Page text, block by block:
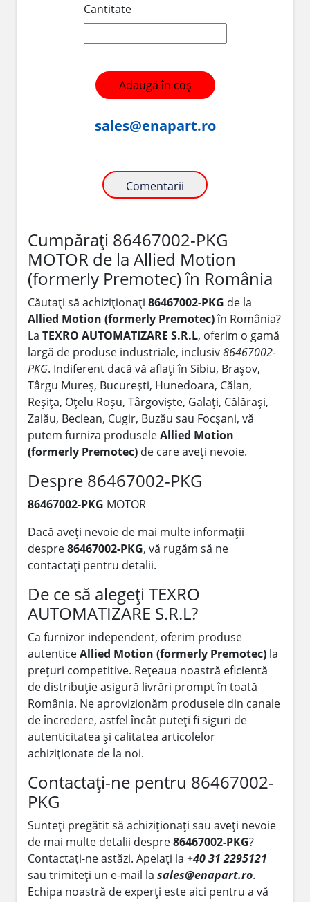
Cantitate
Adaugă în coș
sales@enapart.ro
Comentarii
Cumpărați 86467002-PKG
MOTOR de la Allied Motion
(formerly Premotec) în România
Căutați să achiziționați 86467002-PKG de la
Allied Motion (formerly Premotec)în România?
La TEXRO AUTOMATIZARE S.R.L, oferim o gamă
largă de produse industriale, inclusiv86467002-
PKG. Indiferent dacă vă aflați în Sibiu, Brașov,
Târgu Mureș, București, Hunedoara, Călan,
Reșița, Oțelu Roșu, Târgoviște, Galați, Călărași,
Zalău, Beclean, Cugir, Buzău sau Focșani, vă
putem furniza produseleAllied Motion
(formerly Premotec) de care aveți nevoie.
Despre 86467002-PKG
86467002-PKG MOTOR
Dacă aveți nevoie de mai multe informații
despre86467002-PKG, vă rugăm să ne
contactați pentru detalii.
De ce să alegeți TEXRO
AUTOMATIZARE S.R.L?
Ca furnizor independent, oferim produse
autenticeAllied Motion (formerly Premotec) la
prețuri competitive. Rețeaua noastră eficientă
de distribuție asigură livrări prompt în toată
România. Ne aprovizionăm produsele din canale
de încredere, astfel încât puteți fi siguri de
autenticitatea și calitatea articolelor
achiziționate de la noi.
Contactați-ne pentru 86467002-
PKG
Sunteți pregătit să achiziționați sau aveți nevoie
de mai multe detalii despre86467002-PKG?
Contactați-ne astăzi. Apelați la +40 31 2295121
sau trimiteți un e-mail la sales@enapart.ro.
Echipa noastră de experți este aici pentru a vă